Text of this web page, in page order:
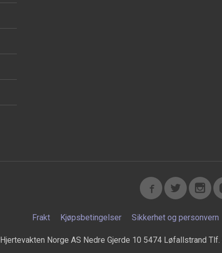
Frakt Kjøpsbetingelser Sikkerhet og personvern
Hjertevakten Norge AS Nedre Gjerde 10 5474 Løfallstrand Tlf.